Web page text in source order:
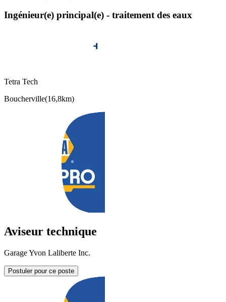
Ingénieur(e) principal(e) - traitement des eaux
Tetra Tech
Boucherville(16,8km)
Aviseur technique
Garage Yvon Laliberte Inc.
Postuler pour ce poste